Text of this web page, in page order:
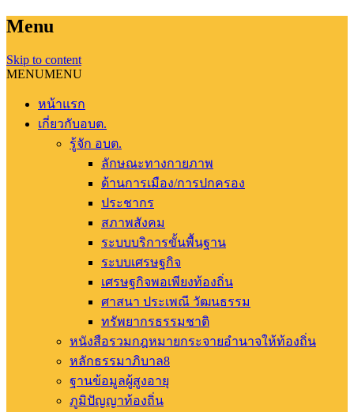
Menu
Skip to content
MENUMENU
หน้าแรก
เกี่ยวกับอบต.
รู้จัก อบต.
ลักษณะทางกายภาพ
ด้านการเมือง/การปกครอง
ประชากร
สภาพสังคม
ระบบบริการขั้นพื้นฐาน
ระบบเศรษฐกิจ
เศรษฐกิจพอเพียงท้องถิ่น
ศาสนา ประเพณี วัฒนธรรม
ทรัพยากรธรรมชาติ
หนังสือรวมกฎหมายกระจายอำนาจให้ท้องถิ่น
หลักธรรมาภิบาล8
ฐานข้อมูลผู้สูงอายุ
ภูมิปัญญาท้องถิ่น